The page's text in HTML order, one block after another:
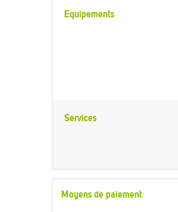
Equipements
Services
Moyens de paiement